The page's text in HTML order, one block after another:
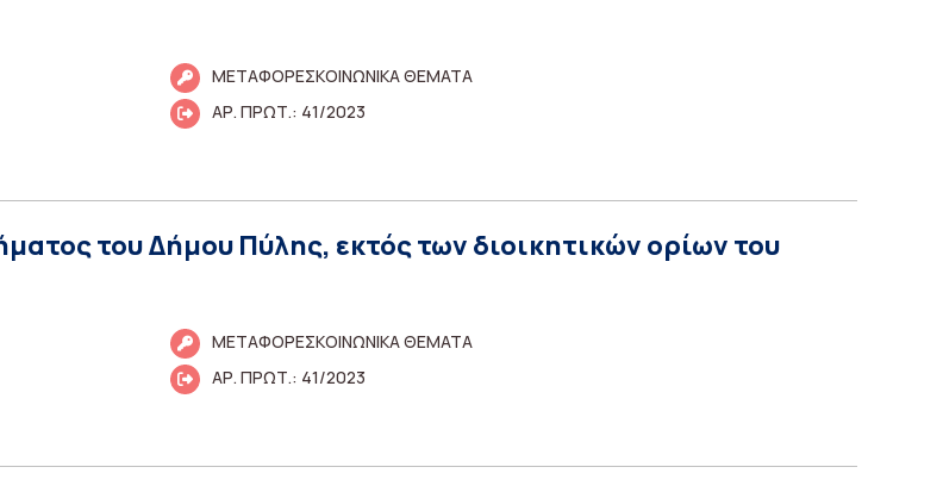
ΜΕΤΑΦΟΡΕΣΚΟΙΝΩΝΙΚΑ ΘΕΜΑΤΑ
ΑΡ. ΠΡΩΤ.: 41/2023
του Δήμου Πύλης, εκτός των διοικητικών ορίων του
ΜΕΤΑΦΟΡΕΣΚΟΙΝΩΝΙΚΑ ΘΕΜΑΤΑ
ΑΡ. ΠΡΩΤ.: 41/2023